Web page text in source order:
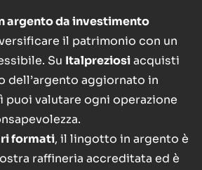
argento da investimento
il patrimonio con un
Su Italpreziosiacquisti
dell’argento aggiornato in
puoi valutare ogni operazione
formati, il lingotto in argento è
raffineria accreditata ed è